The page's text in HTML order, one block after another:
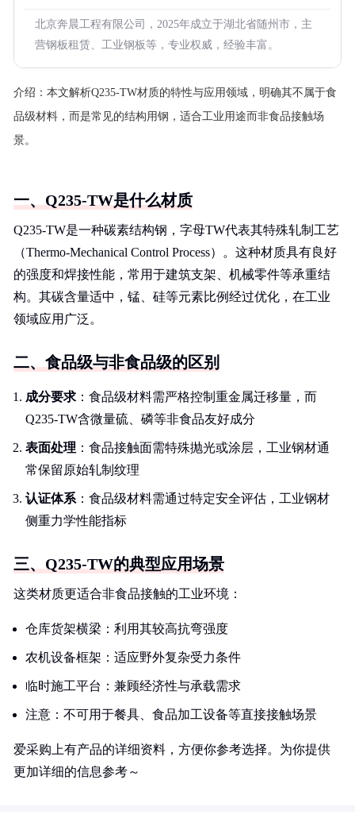
北京奔晨工程有限公司，2025年成立于湖北省随州市，主
营钢板租赁、工业钢板等，专业权威，经验丰富。
介绍： 本文解析Q235-TW材质的特性与应用领域，明确其不属于食
品级材料，而是常见的结构用钢，适合工业用途而非食品接触场
景。
一、Q235-TW是什么材质
Q235-TW是一种碳素结构钢，字母TW代表其特殊轧制工艺
（Thermo-Mechanical Control Process）。这种材质具有良好
的强度和焊接性能，常用于建筑支架、机械零件等承重结
构。其碳含量适中，锰、硅等元素比例经过优化，在工业
领域应用广泛。
二、食品级与非食品级的区别
成分要求 ：食品级材料需严格控制重金属迁移量，而
Q235-TW含微量硫、磷等非食品友好成分
表面处理 ：食品接触面需特殊抛光或涂层，工业钢材通
常保留原始轧制纹理
认证体系 ：食品级材料需通过特定安全评估，工业钢材
侧重力学性能指标
三、Q235-TW的典型应用场景
这类材质更适合非食品接触的工业环境：
仓库货架横梁：利用其较高抗弯强度
农机设备框架：适应野外复杂受力条件
临时施工平台：兼顾经济性与承载需求
注意：不可用于餐具、食品加工设备等直接接触场景
爱采购上有产品的详细资料，方便你参考选择。为你提供
更加详细的信息参考～